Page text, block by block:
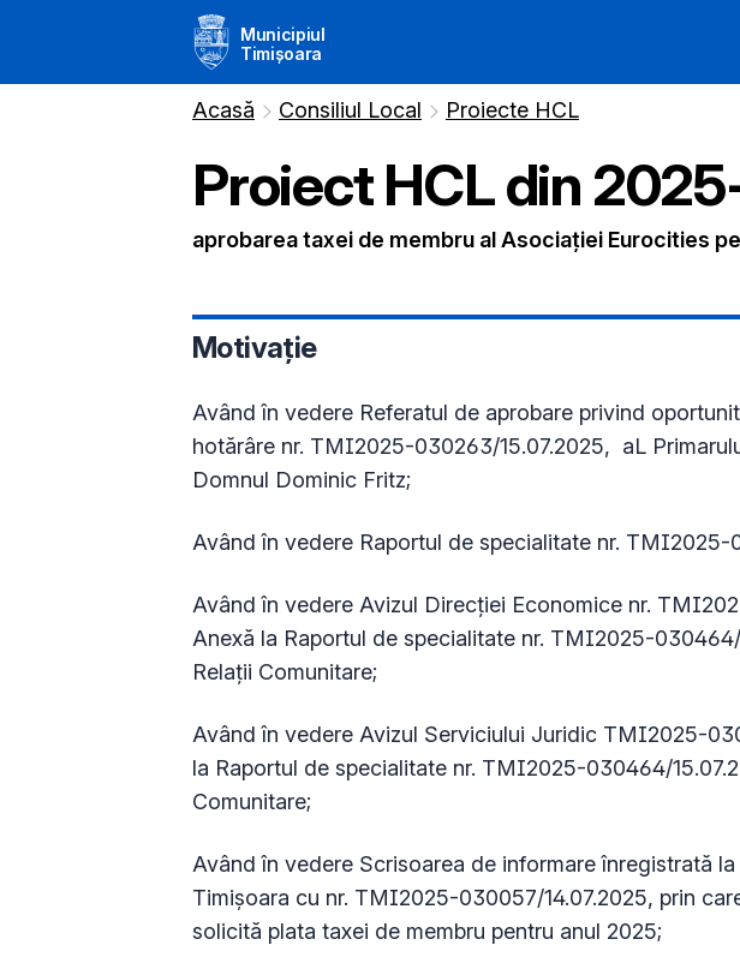
Municipiul
Timișoara
Acasă Consiliul Local Proiecte HCL
Proiect HCL din
aprobarea taxei de membru al Asociaţiei Eurocities
Motivație
Având în vedere Referatul de aprobare privind
hotărâre nr. TMI2025-030263/15.07.2025, aL
Domnul Dominic Fritz;
Având în vedere Raportul de specialitate nr. TMI2025-
Având în vedere Avizul Direcţiei Economice nr.
Anexă la Raportul de specialitate nr. TMI2025-
Relații Comunitare;
Având în vedere Avizul Serviciului Juridic TMI2025-
la Raportul de specialitate nr. TMI2025-030464/
Comunitare;
Având în vedere Scrisoarea de informare înregistrată
Timişoara cu nr. TMI2025-030057/14.07.2025, prin
solicită plata taxei de membru pentru anul 2025;